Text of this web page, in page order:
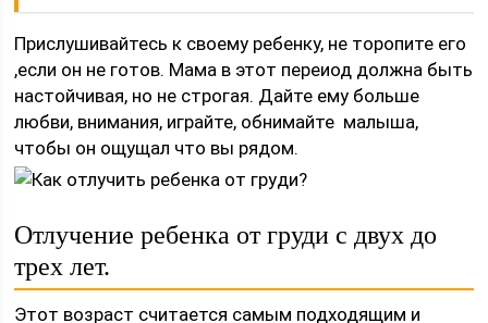
Прислушивайтесь к своему ребенку, не торопите его
,если он не готов. Мама в этот переиод должна быть
настойчивая, но не строгая. Дайте ему больше
любви, внимания, играйте, обнимайте малыша,
чтобы он ощущал что вы рядом.
Отлучение ребенка от груди с двух до
трех лет.
Этот возраст считается самым подходящим и